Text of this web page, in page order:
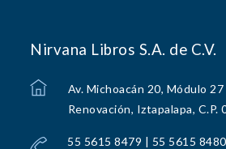
Nirvana Libros S.A. de C.V.
Av. Michoacán 20, Módulo
Renovación, Iztapalapa, C.P.
55 5615 8479 | 55 5615 8480